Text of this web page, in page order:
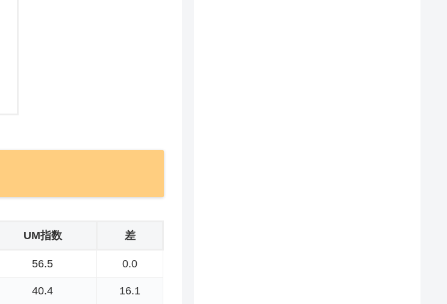
UM指数 差
56.5 0.0
40.4 16.1